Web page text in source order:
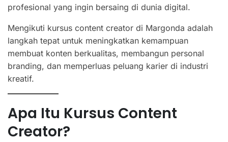
profesional yang ingin bersaing di dunia digital.
Mengikuti kursus content creator di Margonda adalah
langkah tepat untuk meningkatkan kemampuan
membuat konten berkualitas, membangun personal
branding, dan memperluas peluang karier di industri
kreatif.
Apa Itu Kursus Content
Creator?